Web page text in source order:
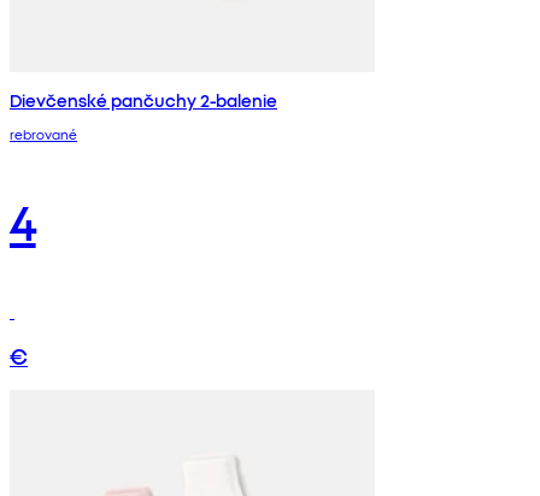
Dievčenské pančuchy 2-balenie
rebrované
4
€